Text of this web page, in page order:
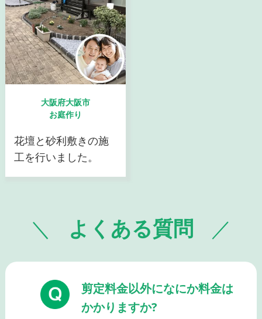
大阪府大阪市
お庭作り
花壇と砂利敷きの施
工を行いました。
よくある質問
剪定料金以外になにか料金は
かかりますか?